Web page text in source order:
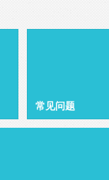
常见问题